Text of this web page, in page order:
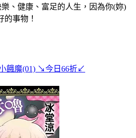
、健康、富足的人生，因為你(妳)
事物！
餓魔(01) ↘今日66折↙